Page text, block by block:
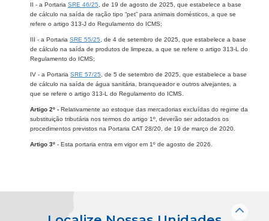
II - a Portaria SRE 46/25 , de 19 de agosto de 2025, que estabelece a base
de cálculo na saída de ração tipo “pet” para animais domésticos, a que se
refere o artigo 313-J do Regulamento do ICMS;
III - a Portaria SRE 55/25 , de 4 de setembro de 2025, que estabelece a base
de cálculo na saída de produtos de limpeza, a que se refere o artigo 313-L do
Regulamento do ICMS;
IV - a Portaria SRE 57/25 , de 5 de setembro de 2025, que estabelece a base
de cálculo na saída de água sanitária, branqueador e outros alvejantes, a
que se refere o artigo 313-L do Regulamento do ICMS.
Artigo 2º - Relativamente ao estoque das mercadorias excluídas do regime da
substituição tributária nos termos do artigo 1º, deverão ser adotados os
procedimentos previstos na Portaria CAT 28/20, de 19 de março de 2020.
Artigo 3º - Esta portaria entra em vigor em 1º de agosto de 2026.​